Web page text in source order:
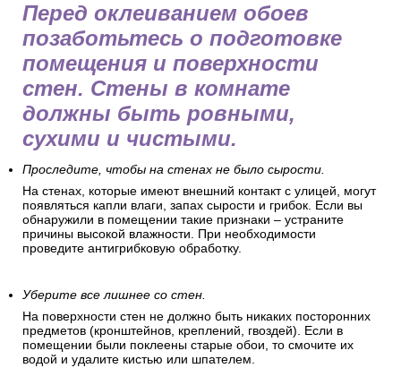
Перед оклеиванием обоев
позаботьтесь о подготовке
помещения и поверхности
стен. Стены в комнате
должны быть ровными,
сухими и чистыми.
Проследите, чтобы на стенах не было сырости.
На стенах, которые имеют внешний контакт с улицей, могут
появляться капли влаги, запах сырости и грибок. Если вы
обнаружили в помещении такие признаки – устраните
причины высокой влажности. При необходимости
проведите антигрибковую обработку.
Уберите все лишнее со стен.
На поверхности стен не должно быть никаких посторонних
предметов (кронштейнов, креплений, гвоздей). Если в
помещении были поклеены старые обои, то смочите их
водой и удалите кистью или шпателем.